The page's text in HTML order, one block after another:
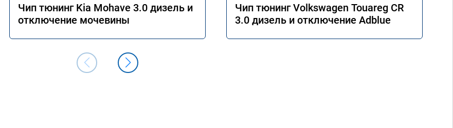
Чип тюнинг Kia Mohave 3.0 дизель и
отключение мочевины
Чип тюнинг Volkswagen Touareg CR
3.0 дизель и отключение Adblue